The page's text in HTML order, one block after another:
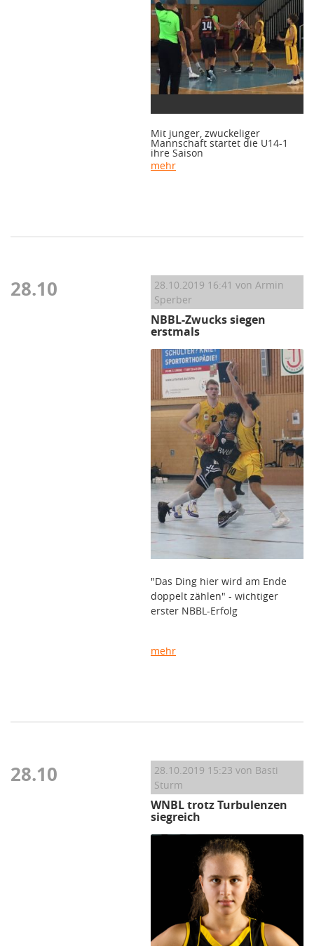
Mit junger, zwuckeliger
Mannschaft startet die U14-1
ihre Saison
mehr
28.10 28.10.2019 16:41 von Armin
Sperber
NBBL-Zwucks siegen
erstmals
"Das Ding hier wird am Ende
doppelt zählen" - wichtiger
erster NBBL-Erfolg
mehr
28.10 28.10.2019 15:23 von Basti
Sturm
WNBL trotz Turbulenzen
siegreich